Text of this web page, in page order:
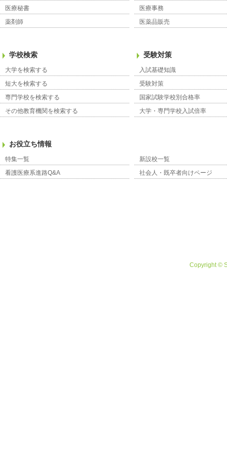
医療秘書
医療事務
薬剤師
医薬品販売
学校検索
大学を検索する
短大を検索する
専門学校を検索する
その他教育機関を検索する
受験対策
入試基礎知識
受験対策
国家試験学校別合格率
大学・専門学校入試倍率
お役立ち情報
特集一覧
新設校一覧
看護医療系進路Q&A
社会人・既卒者向けページ
Copyright ©